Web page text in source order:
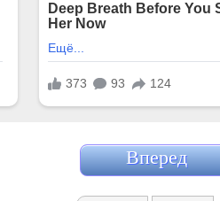
Вперед